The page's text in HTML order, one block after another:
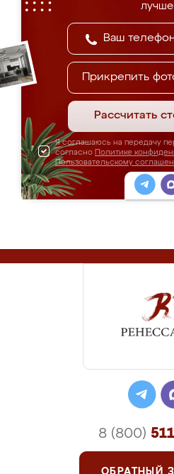
Прикрепить
Рассчитать
Я соглашаюсь на передачу
согласно Политике
Пользовательскому
8 (800)
ОБРАТНЫЙ